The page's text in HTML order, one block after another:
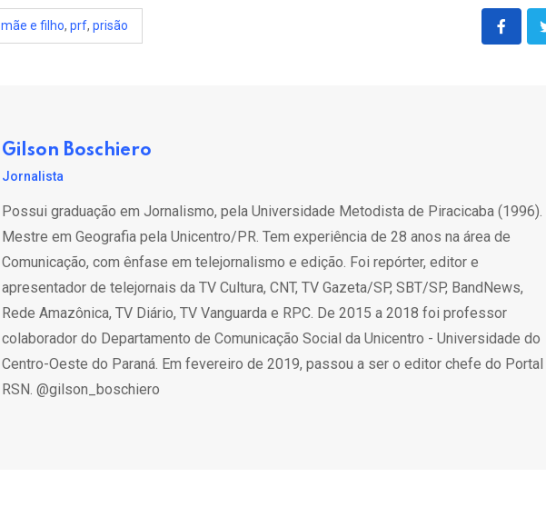
mãe e filho, prf, prisão
Gilson Boschiero
Jornalista
Possui graduação em Jornalismo, pela Universidade Metodista de Piracicaba (1996).
Mestre em Geografia pela Unicentro/PR. Tem experiência de 28 anos na área de
Comunicação, com ênfase em telejornalismo e edição. Foi repórter, editor e
apresentador de telejornais da TV Cultura, CNT, TV Gazeta/SP, SBT/SP, BandNews,
Rede Amazônica, TV Diário, TV Vanguarda e RPC. De 2015 a 2018 foi professor
colaborador do Departamento de Comunicação Social da Unicentro - Universidade do
Centro-Oeste do Paraná. Em fevereiro de 2019, passou a ser o editor chefe do Portal
RSN. @gilson_boschiero